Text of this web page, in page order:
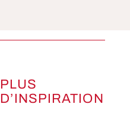
PLUS
D’INSPIRATION